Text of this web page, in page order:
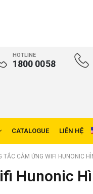
HOTLINE
1800 0058
CATALOGUE LIÊN HỆ
TẮC CẢM ỨNG WIFI HUNONIC
Hunonic